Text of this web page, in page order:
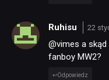
Ruhisu 22
@vimes a
fanboy MW2?
Odpowiedz